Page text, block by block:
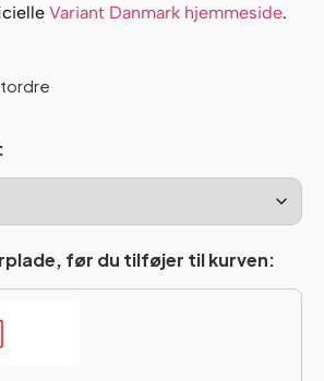
Variant Danmark hjemmeside.
før du tilføjer til kurven: